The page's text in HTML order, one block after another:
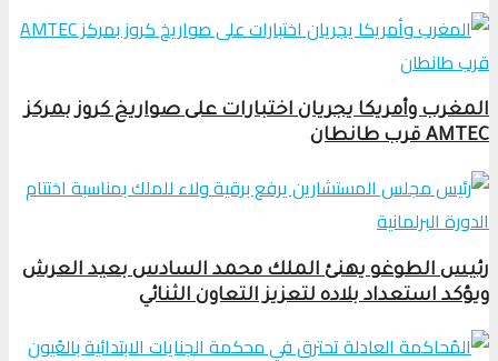
المغرب وأمريكا يجريان اختبارات على صواريخ كروز بمركز
AMTEC قرب طانطان
رئيس الطوغو يهنئ الملك محمد السادس بعيد العرش
ويؤكد استعداد بلاده لتعزيز التعاون الثنائي